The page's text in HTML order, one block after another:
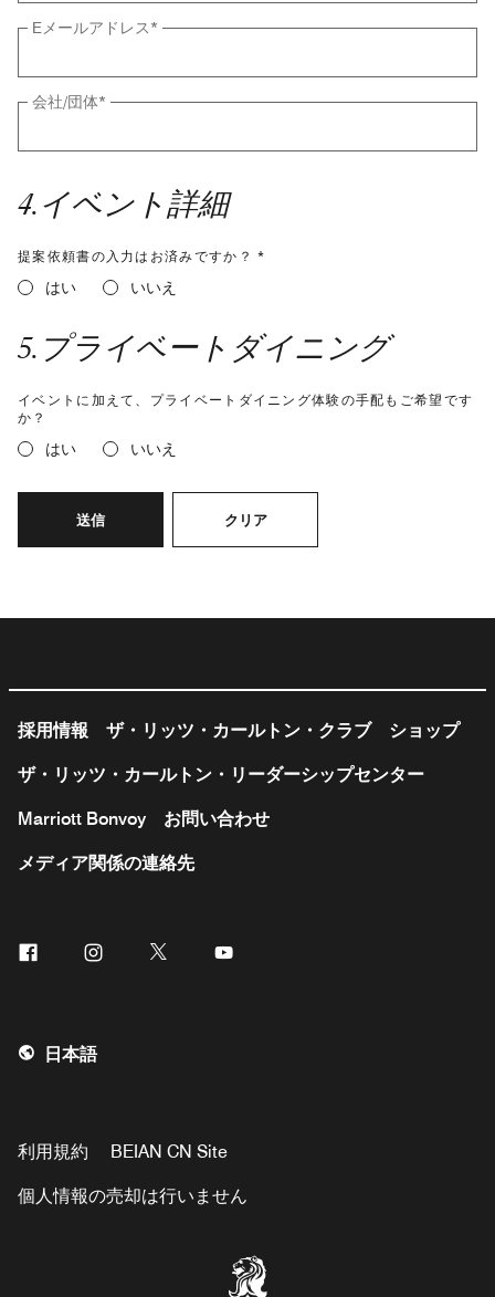
Eメールアドレス*
会社/団体*
4.イベント詳細
提案依頼書の入力はお済みですか？ *
はい いいえ
5. プライベートダイニング
イベントに加えて、プライベートダイニング体験の手配もご希望です
か？
はい いいえ
送信 クリア
採用情報 ザ・リッツ・カールトン・クラブ ショップ
ザ・リッツ・カールトン・リーダーシップセンター
Marriott Bonvoy お問い合わせ
メディア関係の連絡先
Facebook Instagram Twitter
日本語
利用規約 BEIAN CN Site
個人情報の売却は行いません